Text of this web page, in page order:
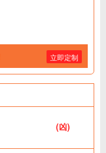
立即定制
(凶)